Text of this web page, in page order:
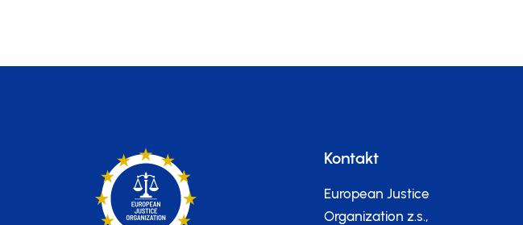
Kontakt
European Justice
Organization z.s.,